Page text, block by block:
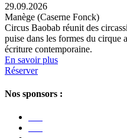
29.09.2026
Manège (Caserne Fonck)
Circus Baobab réunit des
puise dans les formes du cirque
écriture contemporaine.
En savoir plus
Réserver
Nos sponsors :